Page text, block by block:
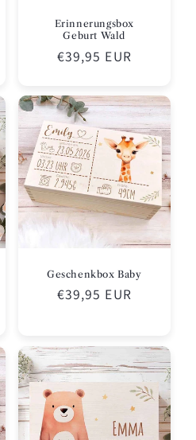
Erinnerungsbox
Geburt Wald
Normaler
€39,95 EUR
Geschenkbox Baby
Normaler
€39,95 EUR